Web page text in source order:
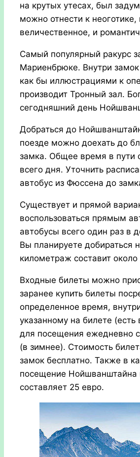
на крутых утесах, был
можно отнести к
величественное, и
Самый популярный ракурс
Мариенбрюке. Внутри
как бы иллюстрациями к
производит Тронный зал.
сегодняшний день
Добраться до
поезде можно доехать до
замка. Общее время в пути
всего дня. Уточнить
автобус из Фюссена до
Существует и прямой
воспользоваться прямым
автобусы всего один раз в
Вы планируете добираться
километраж составит
Входные билеты можно
заранее купить билеты
определенное время,
указанному на билете
для посещения ежедневно
(в зимнее). Стоимость
замок бесплатно. Также в
посещение Нойшванштайна
составляет 25 евро.